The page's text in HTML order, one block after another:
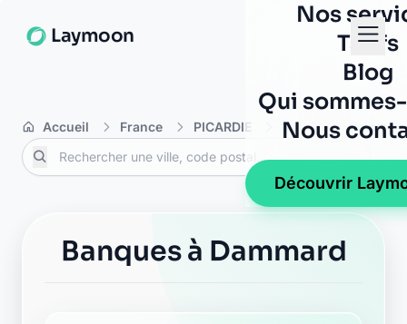
Laymoon
Nos
Tarifs
Blog
Qui
Nous
Découvrir
Accueil France PICARDIE Aisne
Banques à Dammard